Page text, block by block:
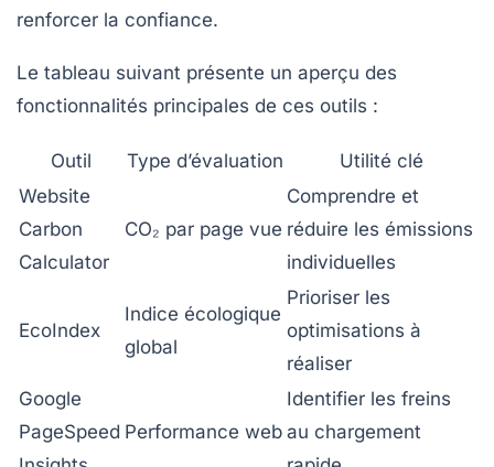
renforcer la confiance.
Le tableau suivant présente un aperçu des
fonctionnalités principales de ces outils :
Outil Type d’évaluation
Utilité clé
Website
Carbon
Calculator
CO₂ par page vue
Comprendre et
réduire les émissions
individuelles
EcoIndex
Indice écologique
global
Prioriser les
optimisations à
réaliser
Google
PageSpeed Performance web
Identifier les freins
au chargement